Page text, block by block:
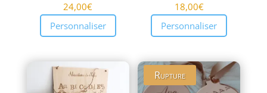
24,00€
Personnaliser
18,00€
Personnaliser
Rupture